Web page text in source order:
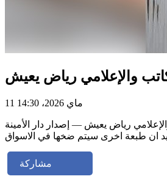
والإعلامي رياض يعيش
11 ماي 2026، 14:30
ان طبعة اخرى سيتم ضخها في الاسواق
مشاركة